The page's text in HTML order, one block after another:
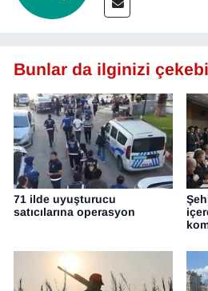
Bunlar da ilginizi
71 ilde uyuşturucu
satıcılarına operasyon